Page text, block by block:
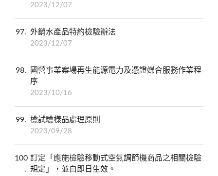
2023/12/07
97 外銷水產品特約檢驗辦法
2023/12/07
98
國營事業案場再生能源電力及憑證媒合服務作業程
序
2023/10/16
99 檢試驗樣品處理原則
2023/09/28
100 訂定「應施檢驗移動式空氣調節機商品之相關檢驗
規定」，並自即日生效。